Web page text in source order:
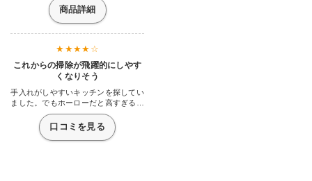
商品詳細
これからの掃除が飛躍的にしやす
くなりそう
手入れがしやすいキッチンを探してい
ました。でもホーローだと高すぎるの
に機能もそこそこというのが多かった
のでホーローのような耐久性と清掃
性、また、デザインにもこだわりたか
ったのでこのキッチンにしました。ワ
口コミを見る